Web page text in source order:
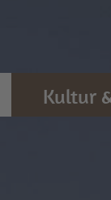
Kultur